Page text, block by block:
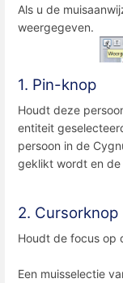
Als u de
weergegeven.
1. Pin-knop
Houdt deze
entiteit
persoon in de
geklikt wordt en
2. Cursorknop
Houdt de focus op
Een muisselectie